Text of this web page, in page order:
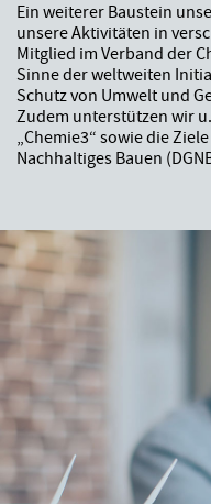
Ein weiterer Baustein
unsere Aktivitäten in
Mitglied im Verband der
Sinne der weltweiten
Schutz von Umwelt und
Zudem unterstützen wir
„Chemie3“ sowie die
Nachhaltiges Bauen